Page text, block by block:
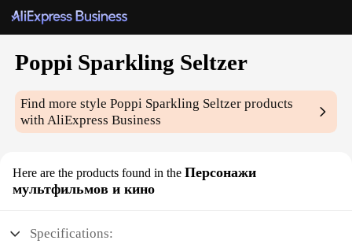
Poppi Sparkling Seltzer
Find more stylePoppi Sparkling Seltzer products
with AliExpress Business
Here are the products found in the Персонажи
мультфильмов и кино
Specifications: